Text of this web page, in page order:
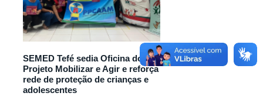
SEMED Tefé sedia Oficina do
Projeto Mobilizar e Agir e reforça
rede de proteção de crianças e
adolescentes